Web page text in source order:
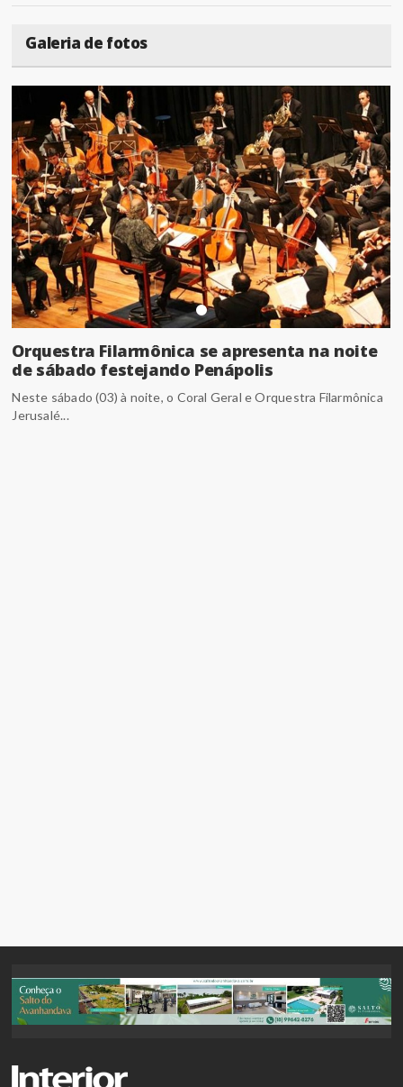
Galeria de fotos
Orquestra Filarmônica se apresenta na noite
de sábado festejando Penápolis
Neste sábado (03) à noite, o Coral Geral e Orquestra Filarmônica
Jerusalé...